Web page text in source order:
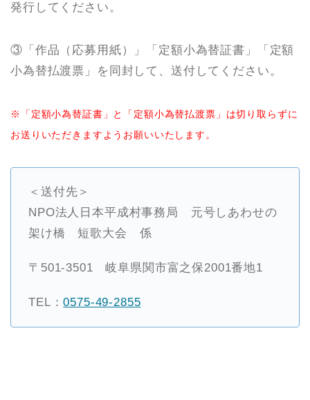
発行してください。
③「作品（応募用紙）」「定額小為替証書」「定額
小為替払渡票」を同封して、送付してください。
※「定額小為替証書」と「定額小為替払渡票」は切り取らずに
お送りいただきますようお願いいたします。
＜送付先＞
NPO法人日本平成村事務局 元号しあわせの
架け橋 短歌大会 係
〒501-3501 岐阜県関市富之保2001番地1
TEL：0575-49-2855